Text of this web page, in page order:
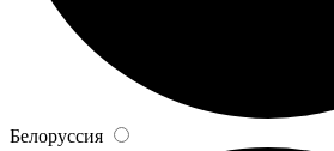
Белоруссия